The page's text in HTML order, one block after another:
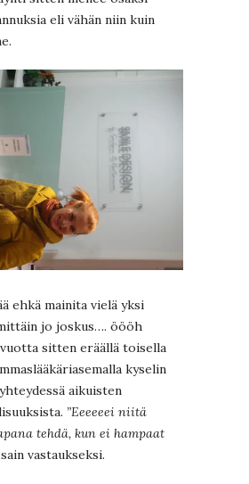
eli vähän niin kuin
ehkä mainita vielä yksi
jo joskus…. öööh
vuotta sitten eräällä toisella
kyselin
aikuisten
”Eeeeeei niitä
tehdä, kun ei hampaat
vastaukseksi.